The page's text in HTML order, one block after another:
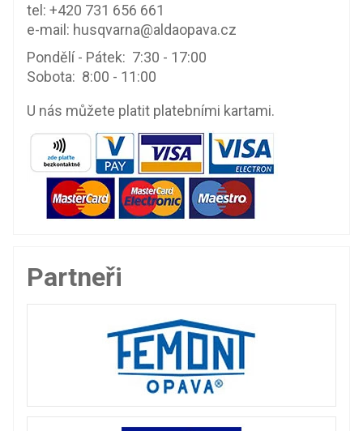
tel: +420 731 656 661
e-mail: husqvarna@aldaopava.cz
Pondělí - Pátek: 7:30 - 17:00
Sobota: 8:00 - 11:00
U nás můžete platit platebními kartami.
Partneři